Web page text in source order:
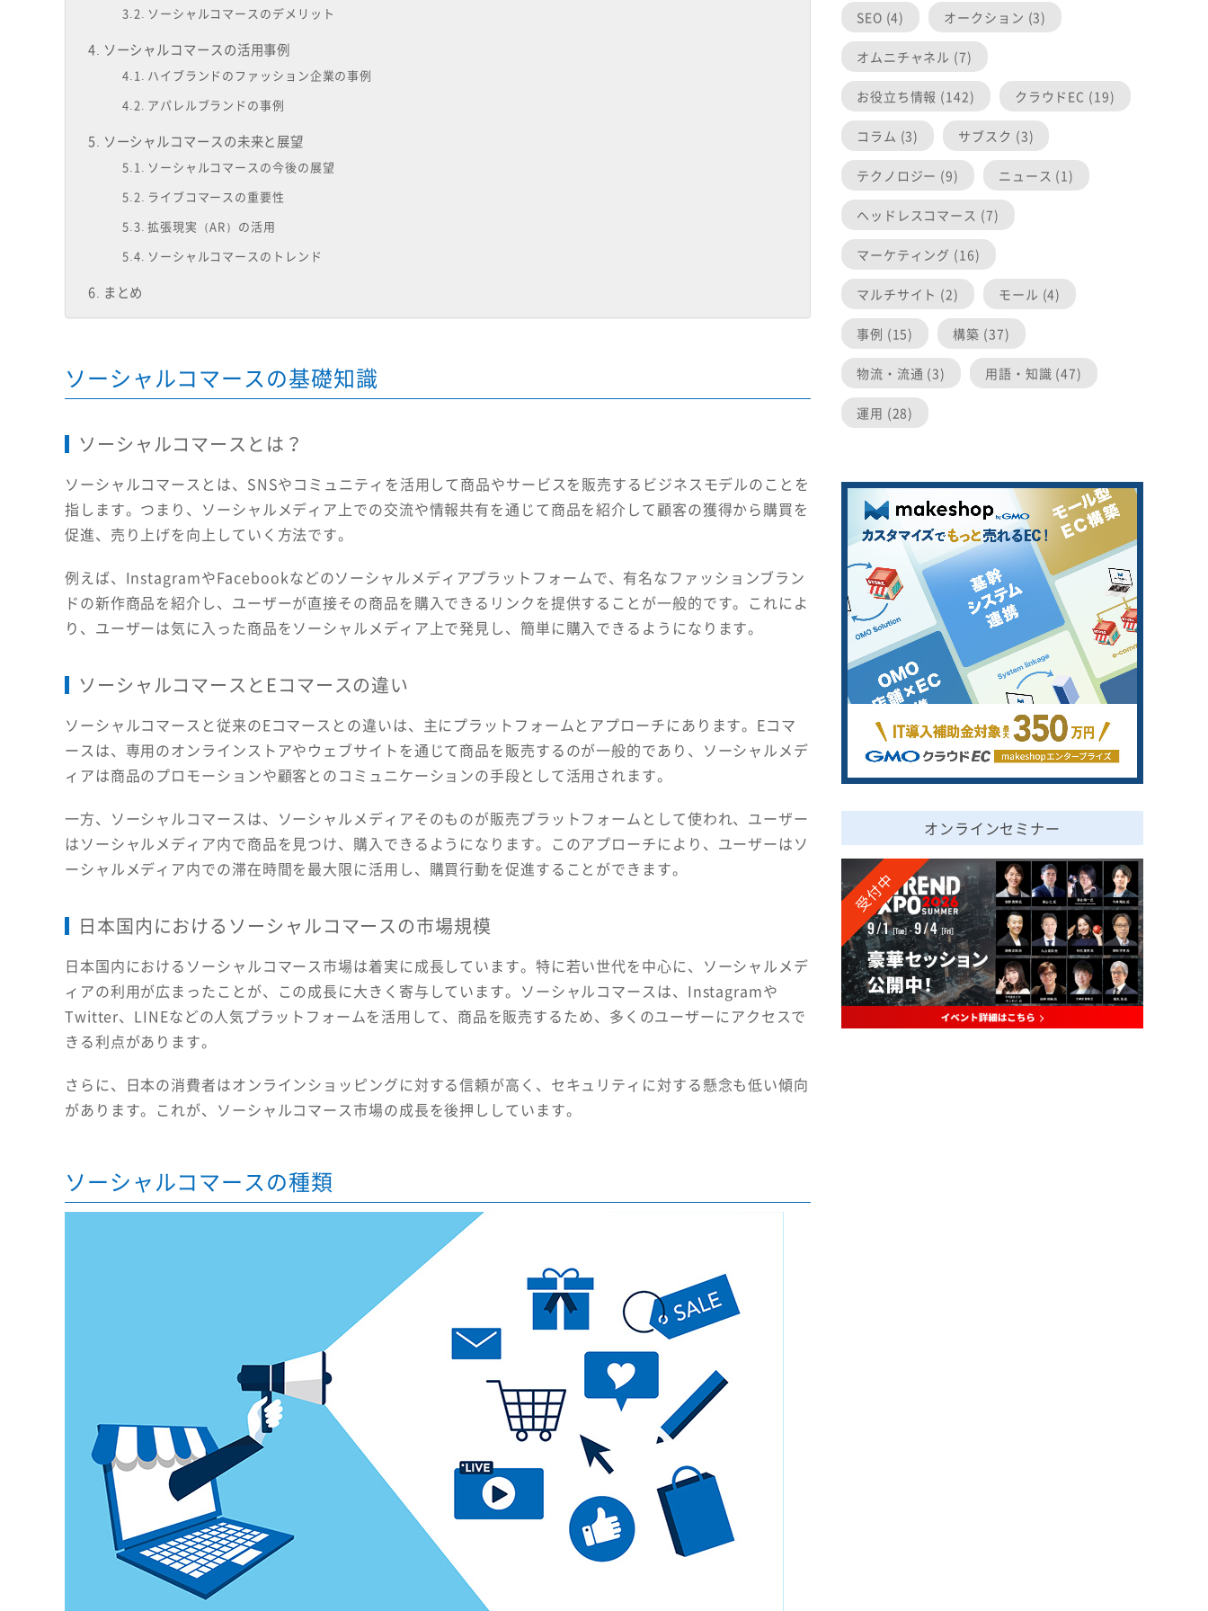
ソーシャルコマースのデメリット
ソーシャルコマースの活用事例
ハイブランドのファッション企業の事例
アパレルブランドの事例
ソーシャルコマースの未来と展望
ソーシャルコマースの今後の展望
ライブコマースの重要性
拡張現実（AR）の活用
ソーシャルコマースのトレンド
まとめ
ソーシャルコマースの基礎知識
ソーシャルコマースとは？
ソーシャルコマースとは、SNSやコミュニティを活用して商品やサービスを販売するビジネスモデルのことを
指します。つまり、ソーシャルメディア上での交流や情報共有を通じて商品を紹介して顧客の獲得から購買を
促進、売り上げを向上していく方法です。
例えば、InstagramやFacebookなどのソーシャルメディアプラットフォームで、有名なファッションブラン
ドの新作商品を紹介し、ユーザーが直接その商品を購入できるリンクを提供することが一般的です。これによ
り、ユーザーは気に入った商品をソーシャルメディア上で発見し、簡単に購入できるようになります。
ソーシャルコマースとEコマースの違い
ソーシャルコマースと従来のEコマースとの違いは、主にプラットフォームとアプローチにあります。Eコマ
ースは、専用のオンラインストアやウェブサイトを通じて商品を販売するのが一般的であり、ソーシャルメデ
ィアは商品のプロモーションや顧客とのコミュニケーションの手段として活用されます。
一方、ソーシャルコマースは、ソーシャルメディアそのものが販売プラットフォームとして使われ、ユーザー
はソーシャルメディア内で商品を見つけ、購入できるようになります。このアプローチにより、ユーザーはソ
ーシャルメディア内での滞在時間を最大限に活用し、購買行動を促進することができます。
日本国内におけるソーシャルコマースの市場規模
日本国内におけるソーシャルコマース市場は着実に成長しています。特に若い世代を中心に、ソーシャルメデ
ィアの利用が広まったことが、この成長に大きく寄与しています。ソーシャルコマースは、Instagramや
Twitter、LINEなどの人気プラットフォームを活用して、商品を販売するため、多くのユーザーにアクセスで
きる利点があります。
さらに、日本の消費者はオンラインショッピングに対する信頼が高く、セキュリティに対する懸念も低い傾向
があります。これが、ソーシャルコマース市場の成長を後押ししています。
ソーシャルコマースの種類
SEO (4) オークション (3)
オムニチャネル (7)
お役立ち情報 (142) クラウドEC (19)
コラム (3) サブスク (3)
テクノロジー (9) ニュース (1)
ヘッドレスコマース (7)
マーケティング (16)
マルチサイト (2) モール (4)
事例 (15) 構築 (37)
物流・流通 (3) 用語・知識 (47)
運用 (28)
オンラインセミナー
受付中